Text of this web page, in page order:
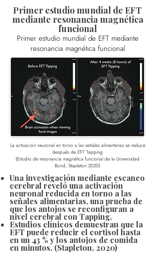
Primer estudio mundial de EFT
mediante resonancia magnética
funcional
Primer estudio mundial de EFT mediante
resonancia magnética funcional
La activación neuronal en torno a las señales alimentarias se reduce
después de EFT Tapping
(Estudio de resonancia magnética funcional de la Universidad
Bond, Stapleton 2020)
Una investigación mediante escaneo
cerebral reveló una activación
neuronal reducida en torno a las
señales alimentarias, una prueba de
que los antojos se reconfiguran a
nivel cerebral con Tapping.
Estudios clínicos demuestran que la
EFT puede reducir el cortisol hasta
en un 43 % y los antojos de comida
en minutos. (Stapleton, 2020)